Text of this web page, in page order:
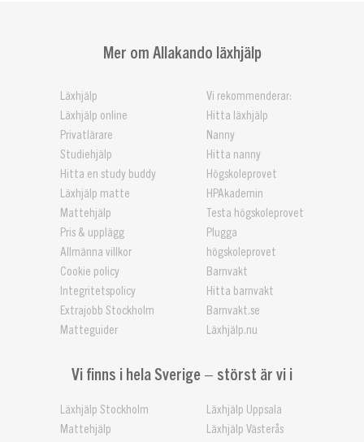
Mer om Allakando läxhjälp
Läxhjälp
Läxhjälp online
Privatlärare
Studiehjälp
Hitta en study buddy
Läxhjälp matte
Mattehjälp
Pris & upplägg
Allmänna villkor
Cookie policy
Integritetspolicy
Extrajobb Stockholm
Matteguider
Vi rekommenderar:
Hitta läxhjälp
Nanny
Hitta nanny
Högskoleprovet
HPAkademin
Testa högskoleprovet
Plugga
högskoleprovet
Barnvakt
Hitta barnvakt
Barnvakt.se
Läxhjälp.nu
Vi finns i hela Sverige – störst är vi i
Läxhjälp Stockholm
Mattehjälp
Läxhjälp Uppsala
Läxhjälp Västerås